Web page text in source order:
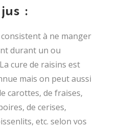
:
à ne manger
durant un ou
cure de raisins est
mais on peut aussi
carottes, de fraises,
de cerises,
etc. selon vos